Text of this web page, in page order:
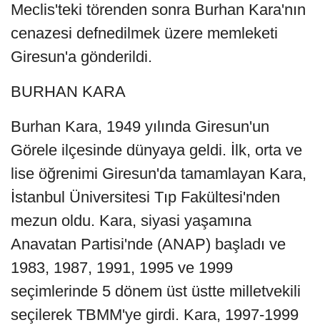
Meclis'teki törenden sonra Burhan Kara'nın
cenazesi defnedilmek üzere memleketi
Giresun'a gönderildi.
BURHAN KARA
Burhan Kara, 1949 yılında Giresun'un
Görele ilçesinde dünyaya geldi. İlk, orta ve
lise öğrenimi Giresun'da tamamlayan Kara,
İstanbul Üniversitesi Tıp Fakültesi'nden
mezun oldu. Kara, siyasi yaşamına
Anavatan Partisi'nde (ANAP) başladı ve
1983, 1987, 1991, 1995 ve 1999
seçimlerinde 5 dönem üst üstte milletvekili
seçilerek TBMM'ye girdi. Kara, 1997-1999